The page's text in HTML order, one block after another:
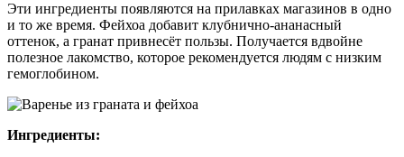
Эти ингредиенты появляются на прилавках магазинов в одно
и то же время. Фейхоа добавит клубнично-ананасный
оттенок, а гранат привнесёт пользы. Получается вдвойне
полезное лакомство, которое рекомендуется людям с низким
гемоглобином.
Ингредиенты: